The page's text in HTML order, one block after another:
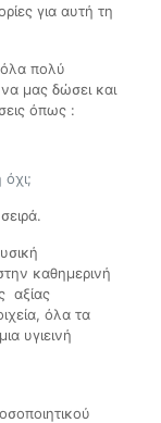
για αυτή τη
πολύ
μας δώσει και
όπως :
καθημερινή
αξίας
όλα τα
υγιεινή